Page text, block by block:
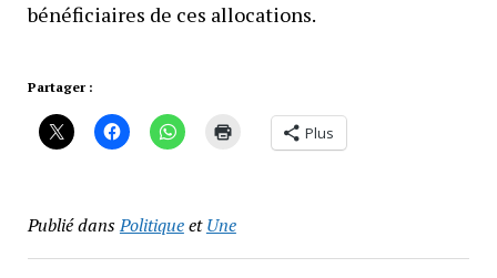
bénéficiaires de ces allocations.
Partager :
Plus
Publié dansPolitiqueetUne